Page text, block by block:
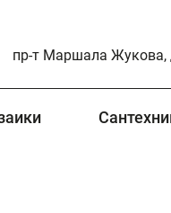
пр-т Маршала Жукова,